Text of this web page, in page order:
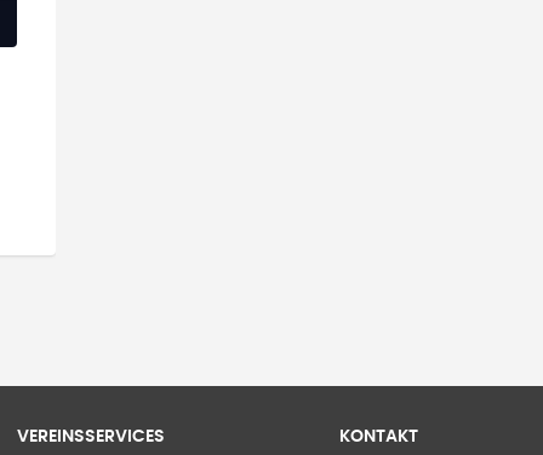
VEREINSSERVICES KONTAKT